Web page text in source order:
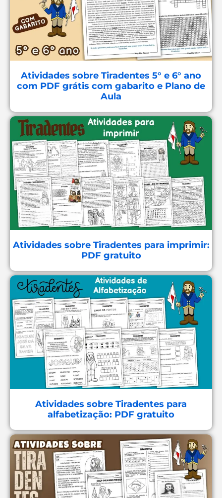
Atividades sobre Tiradentes 5° e 6° ano
com PDF grátis com gabarito e Plano de
Aula
Atividades sobre Tiradentes para imprimir:
PDF gratuito
Atividades sobre Tiradentes para
alfabetização: PDF gratuito